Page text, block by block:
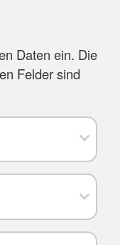
Daten ein. Die
Felder sind